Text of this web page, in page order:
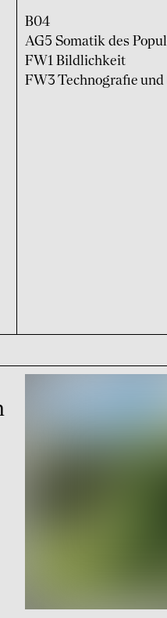
B04
AG5 Somatik des
FW1 Bildlichkeit
FW3 Technografie